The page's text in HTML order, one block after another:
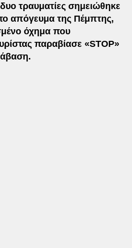
τραυματίες σημειώθηκε
απόγευμα της Πέμπτης,
όχημα που
παραβίασε «STOP»